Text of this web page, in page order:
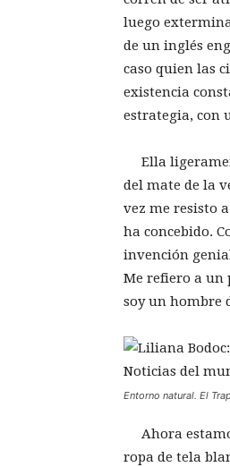
luego
de un inglés
caso quien las
existencia
estrategia, con
Ella
del mate de la
vez me resisto
ha concebido.
invención
Me refiero a un
soy un hombre
Entorno natural. El
Ahora
ropa de tela